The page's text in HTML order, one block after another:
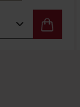
Anzahl: